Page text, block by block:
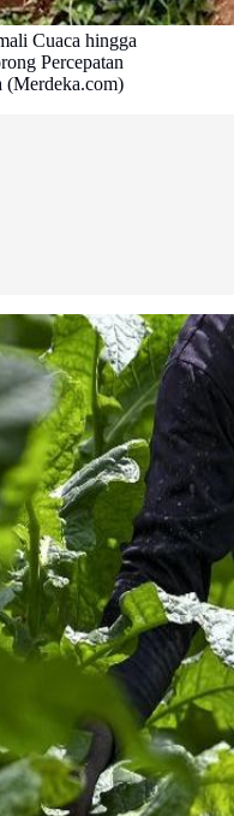
Cuaca hingga
Percepatan
(Merdeka.com)